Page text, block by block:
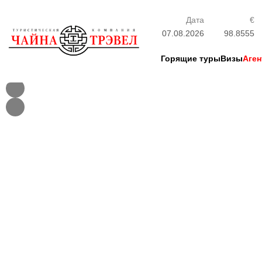
Дата
€
07.08.2026
98.8555
Горящие турыВизы